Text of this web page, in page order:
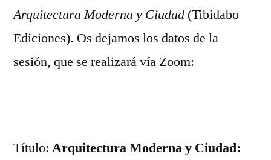
Arquitectura Moderna y Ciudad (Tibidabo
Ediciones). Os dejamos los datos de la
sesión, que se realizará vía Zoom:
Título: Arquitectura Moderna y Ciudad: